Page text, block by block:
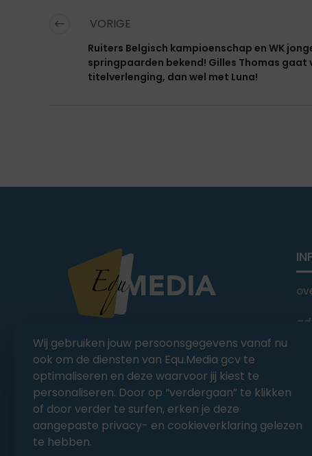
VORIGE
Ruiters Belgisch kampioenschap en WK
springpaarden bekend! Gilles Thomas gaat
titelverlenging, dan wel met Luna!
You Ride it We Write it,
Equestrian news
Wij gebruiken jouw persoonsgegevens vanaf nu
ook om de diensten van Equ.Media gcv te
optimaliseren en deze waarvoor jij kiest te
personaliseren. Door op “verdergaan” te klikken
of door verder te surfen, erken je deze
aangepaste privacy- en cookieverklaring gelezen
te hebben.